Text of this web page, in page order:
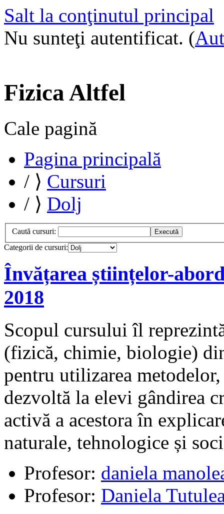
Salt la conţinutul principal
Nu sunteţi autentificat. (
Fizica Altfel
Cale pagină
Pagina principală
/ ⟩ Cursuri
/ ⟩ Dolj
Caută cursuri:
Categorii de cursuri:
Învățarea științelor-
2018
Scopul cursului îl
(fizică, chimie, biologie)
pentru utilizarea
dezvoltă la elevi gândirea
activă a acestora în
naturale, tehnologice și
Profesor: daniela
Profesor: Daniela